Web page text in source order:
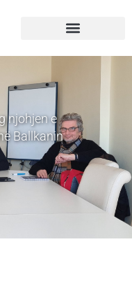
njohjen e
Ballkanin